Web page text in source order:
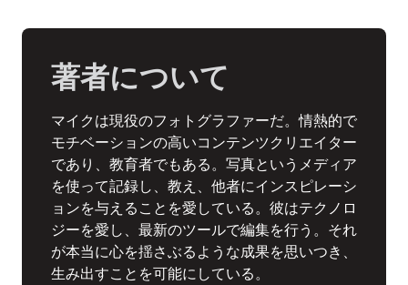
著者について
マイクは現役のフォトグラファーだ。情熱的で
モチベーションの高いコンテンツクリエイター
であり、教育者でもある。写真というメディア
を使って記録し、教え、他者にインスピレーシ
ョンを与えることを愛している。彼はテクノロ
ジーを愛し、最新のツールで編集を行う。それ
が本当に心を揺さぶるような成果を思いつき、
生み出すことを可能にしている。